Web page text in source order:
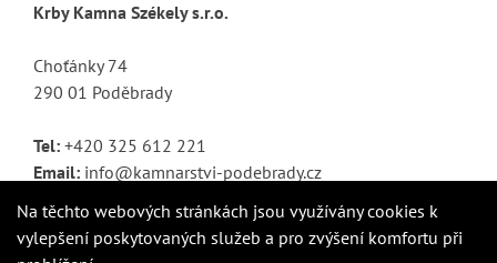
Krby Kamna Székely s.r.o.
Choťánky 74
290 01 Poděbrady
Tel: +420 325 612 221
Email: info@kamnarstvi-podebrady.cz
Na těchto webových stránkách jsou využívány cookies k
vylepšení poskytovaných služeb a pro zvýšení komfortu při